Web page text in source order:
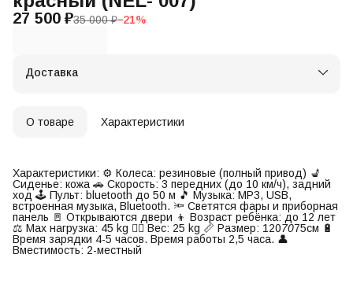
27 500 ₽35 000 ₽−21%
Доставка
О товаре Характеристики
Характеристики: ⚙️ Колеса: резиновые (полный привод) 💺
Сиденье: кожа 🚗 Скорость: 3 передних (до 10 км/ч), задний
ход 🕹 Пульт: bluetooth до 50 м 🎵 Музыка: MP3, USB,
встроенная музыка, Bluetooth. 🔦 Светятся фары и приборная
панель 🚪 Открываются двери 👦 Возраст ребёнка: до 12 лет
⚖️ Max нагрузка: 45 kg 🏋️‍♂️ Вес: 25 kg 📏 Размер: 1207075см 🔋
Время зарядки 4-5 часов. Время работы 2,5 часа. 👤
Вместимость: 2-местный